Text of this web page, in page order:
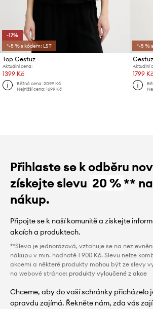
-17%
*-5 % s kódem: LST
Top Gestuz
Aktuální cena:
1399 Kč
Běžná cena:2099 Kč
Nejnižší cena:1699 Kč
*-5 %
Aktuální
1799
Přihlaste se k odběru
získejte slevu 20 %**
nákup.
Připojte se k naší komunitě a získejte
akcích a produktech.
**Sleva je jednorázová, vztahuje se na
nákupu v min. hodnotě 1 900 Kč. Slevu nelze
akcemi a některé produkty mohou být ze slevy
na webové stránce: produkty vyloučené z akce
Chceme, aby do vaší schránky přicházelo
opravdu zajímá. Řekněte nám, zda vás